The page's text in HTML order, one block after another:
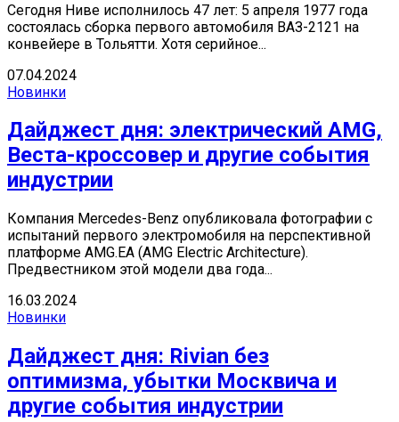
Сегодня Ниве исполнилось 47 лет: 5 апреля 1977 года
состоялась сборка первого автомобиля ВАЗ-2121 на
конвейере в Тольятти. Хотя серийное...
07.04.2024
Новинки
Дайджест дня: электрический AMG,
Веста-кроссовер и другие события
индустрии
Компания Mercedes-Benz опубликовала фотографии с
испытаний первого электромобиля на перспективной
платформе AMG.EA (AMG Electric Architecture).
Предвестником этой модели два года...
16.03.2024
Новинки
Дайджест дня: Rivian без
оптимизма, убытки Москвича и
другие события индустрии